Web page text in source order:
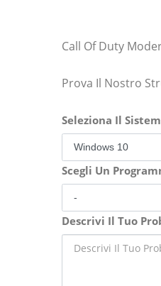
Call Of Duty
Prova Il Nostro
Seleziona Il
Scegli Un
Descrivi Il Tuo